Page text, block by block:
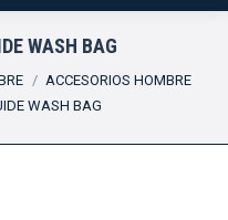
opens
in
opens
in
in
WASH BAG
ACCESORIOS HOMBRE
WASH BAG